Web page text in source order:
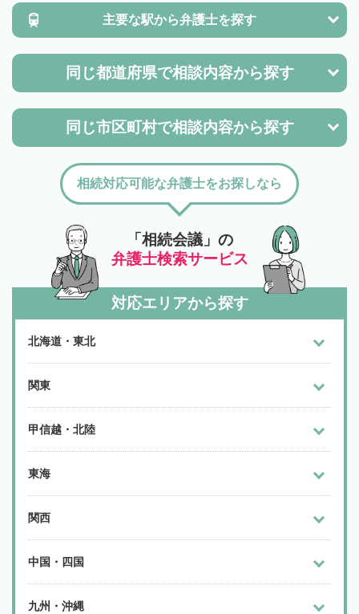
主要な駅から弁護士を探す
同じ都道府県で相談内容から探す
同じ市区町村で相談内容から探す
「相続会議」の
弁護士検索サービス
相続対応可能な弁護士をお探しなら
対応エリアから探す
北海道・東北
関東
甲信越・北陸
東海
関西
中国・四国
九州・沖縄